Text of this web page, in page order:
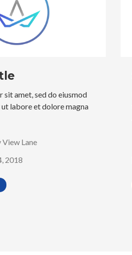
sit amet, sed do eiusmod
labore et dolore magna
Lane
2018